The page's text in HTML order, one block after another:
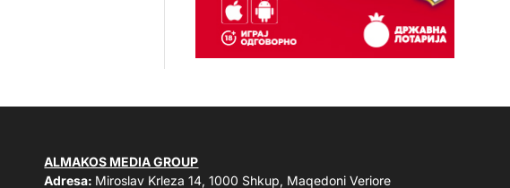
ALMAKOS MEDIA GROUP
Adresa: Miroslav Krleza 14, 1000 Shkup, Maqedoni Veriore